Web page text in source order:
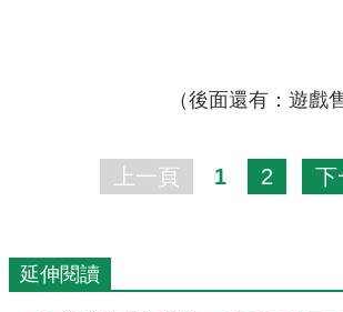
（後面還有：遊戲
上一頁 1 2 下
延伸閱讀